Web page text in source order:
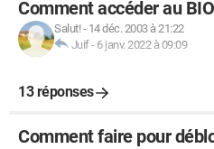
Comment accéder au
Salut!- 14 déc. 2003 à 21:22
Juif- 6 janv. 2022 à 09:09
13 réponses
Comment faire pour